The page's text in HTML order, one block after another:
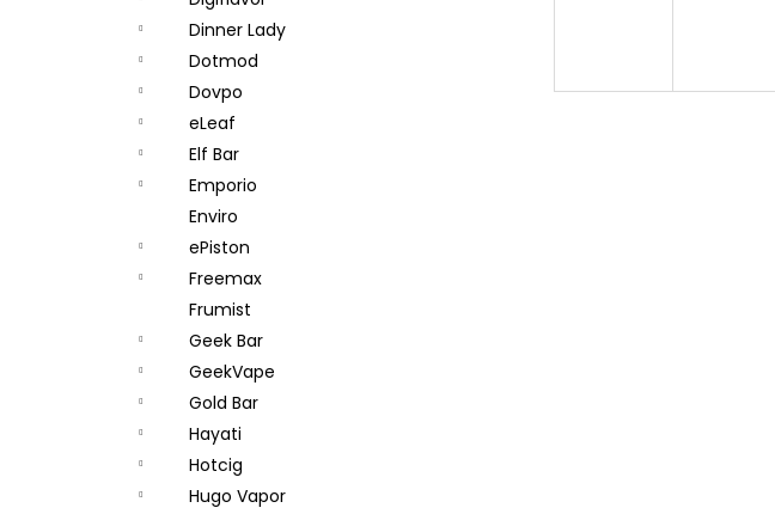
Dinner Lady
Dotmod
Dovpo
eLeaf
Elf Bar
Emporio
Enviro
ePiston
Freemax
Frumist
Geek Bar
GeekVape
Gold Bar
Hayati
Hotcig
Hugo Vapor
DEKANG DESERT SHIP 10ML 11MG
154 Kč
Původně:195 Kč